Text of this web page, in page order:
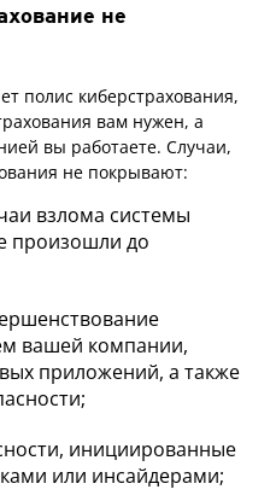
не
полис киберстрахования,
вам нужен, а
вы работаете. Случаи,
не покрывают:
взлома системы
произошли до
вашей компании,
приложений, а также
инициированные
или инсайдерами;